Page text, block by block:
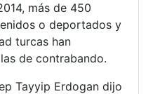
más de 450
o deportados y
turcas han
de contrabando.
Tayyip Erdogan dijo